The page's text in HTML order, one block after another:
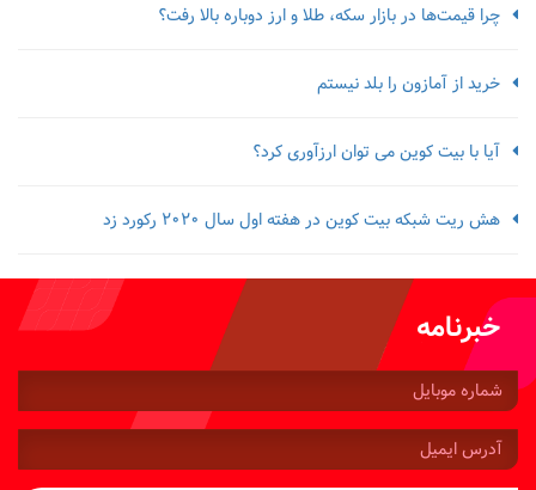
چرا قیمت‌ها در بازار سکه، طلا و ارز دوباره بالا رفت؟
خرید از آمازون را بلد نیستم
آیا با بیت کوین می توان ارزآوری کرد؟
هش ریت شبکه بیت کوین در هفته اول سال 2020 رکورد زد
خبرنامه
شماره
موبایل:
آدرس
ایمیل: